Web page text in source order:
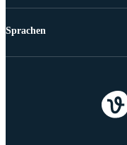
Sprachen